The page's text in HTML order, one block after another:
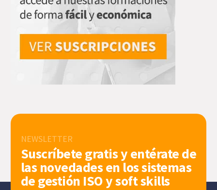
NEWSLETTER
Suscríbete gratis y entérate de
las novedades en los sistemas
de gestión ISO y soft skills